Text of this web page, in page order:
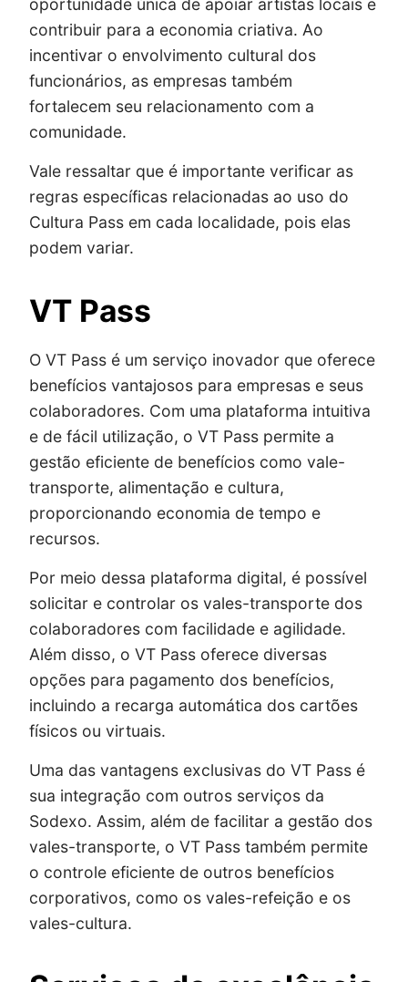
oportunidade única de apoiar artistas locais e
contribuir para a economia criativa. Ao
incentivar o envolvimento cultural dos
funcionários, as empresas também
fortalecem seu relacionamento com a
comunidade.
Vale ressaltar que é importante verificar as
regras específicas relacionadas ao uso do
Cultura Pass em cada localidade, pois elas
podem variar.
VT Pass
O VT Pass é um serviço inovador que oferece
benefícios vantajosos para empresas e seus
colaboradores. Com uma plataforma intuitiva
e de fácil utilização, o VT Pass permite a
gestão eficiente de benefícios como vale-
transporte, alimentação e cultura,
proporcionando economia de tempo e
recursos.
Por meio dessa plataforma digital, é possível
solicitar e controlar os vales-transporte dos
colaboradores com facilidade e agilidade.
Além disso, o VT Pass oferece diversas
opções para pagamento dos benefícios,
incluindo a recarga automática dos cartões
físicos ou virtuais.
Uma das vantagens exclusivas do VT Pass é
sua integração com outros serviços da
Sodexo. Assim, além de facilitar a gestão dos
vales-transporte, o VT Pass também permite
o controle eficiente de outros benefícios
corporativos, como os vales-refeição e os
vales-cultura.